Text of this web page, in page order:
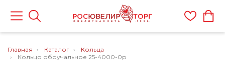
Главная Каталог
Кольца
Кольцо обручальное 25-4000-0р